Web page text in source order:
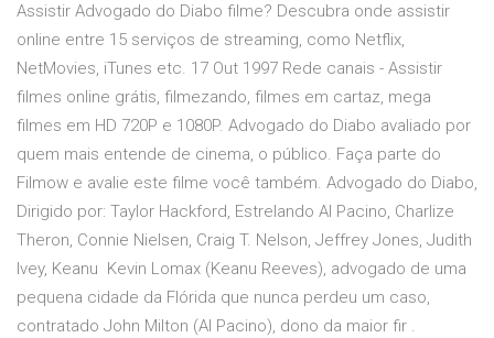
Assistir Advogado do Diabo filme? Descubra onde assistir
online entre 15 serviços de streaming, como Netflix,
NetMovies, iTunes etc. 17 Out 1997 Rede canais - Assistir
filmes online grátis, filmezando, filmes em cartaz, mega
filmes em HD 720P e 1080P. Advogado do Diabo avaliado por
quem mais entende de cinema, o público. Faça parte do
Filmow e avalie este filme você também. Advogado do Diabo,
Dirigido por: Taylor Hackford, Estrelando Al Pacino, Charlize
Theron, Connie Nielsen, Craig T. Nelson, Jeffrey Jones, Judith
Ivey, Keanu Kevin Lomax (Keanu Reeves), advogado de uma
pequena cidade da Flórida que nunca perdeu um caso,
contratado John Milton (Al Pacino), dono da maior fir .